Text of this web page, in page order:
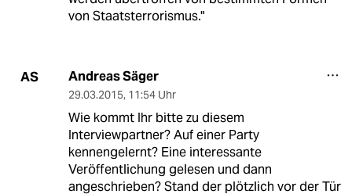
von Staatsterrorismus."
AS Andreas Säger
29.03.2015, 11:54 Uhr
Wie kommt Ihr bitte zu diesem
Interviewpartner? Auf einer Party
kennengelernt? Eine interessante
Veröffentlichung gelesen und dann
angeschrieben? Stand der plötzlich vor der Tür